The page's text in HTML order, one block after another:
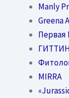
Manly
Greena
Первая
MIRRA